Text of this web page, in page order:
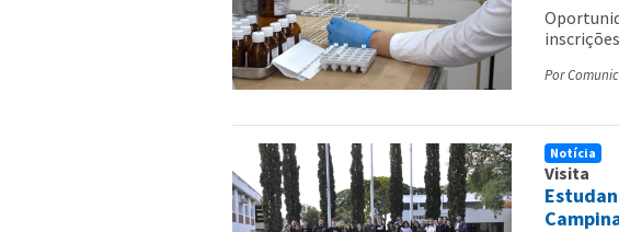
Por
Notícia
Visita